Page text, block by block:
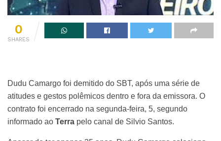
0
SHARES
Dudu Camargo foi demitido do SBT, após uma série de
atitudes e gestos polêmicos dentro e fora da emissora. O
contrato foi encerrado na segunda-feira, 5, segundo
informado ao Terra pelo canal de Silvio Santos.